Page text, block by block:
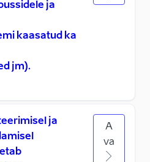
ja
kaasatud ka
jm).
ja
A
va